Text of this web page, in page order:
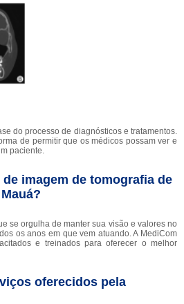
do processo de diagnósticos e tratamentos.
de permitir que os médicos possam ver e
paciente.
imagem de tomografia de
se orgulha de manter sua visão e valores no
os anos em que vem atuando. A MediCom
e treinados para oferecer o melhor
oferecidos pela